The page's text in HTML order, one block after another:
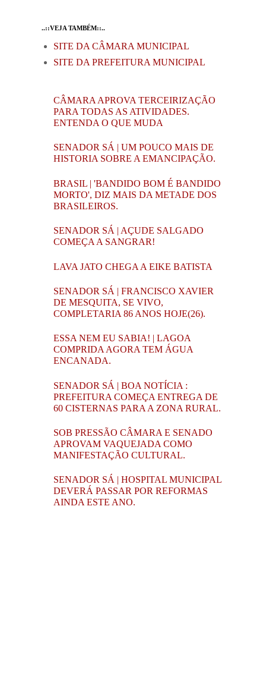
..::VEJA TAMBÉM::..
SITE DA CÂMARA MUNICIPAL
SITE DA PREFEITURA MUNICIPAL
CÂMARA APROVA TERCEIRIZAÇÃO
PARA TODAS AS ATIVIDADES.
ENTENDA O QUE MUDA
SENADOR SÁ | UM POUCO MAIS DE
HISTORIA SOBRE A EMANCIPAÇÃO.
BRASIL | 'BANDIDO BOM É BANDIDO
MORTO', DIZ MAIS DA METADE DOS
BRASILEIROS.
SENADOR SÁ | AÇUDE SALGADO
COMEÇA A SANGRAR!
LAVA JATO CHEGA A EIKE BATISTA
SENADOR SÁ | FRANCISCO XAVIER
DE MESQUITA, SE VIVO,
COMPLETARIA 86 ANOS HOJE(26).
ESSA NEM EU SABIA! | LAGOA
COMPRIDA AGORA TEM ÁGUA
ENCANADA.
SENADOR SÁ | BOA NOTÍCIA :
PREFEITURA COMEÇA ENTREGA DE
60 CISTERNAS PARA A ZONA RURAL.
SOB PRESSÃO CÂMARA E SENADO
APROVAM VAQUEJADA COMO
MANIFESTAÇÃO CULTURAL.
SENADOR SÁ | HOSPITAL MUNICIPAL
DEVERÁ PASSAR POR REFORMAS
AINDA ESTE ANO.